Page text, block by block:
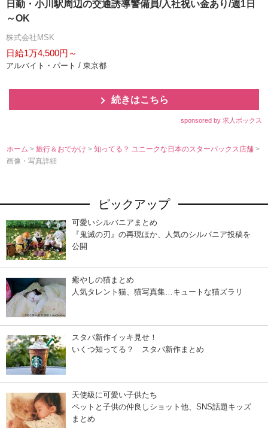
日勤・小川駅周辺の交通誘導警備員/入社祝い金あり/週1日
～OK
株式会社MSK
日給1万4,500円～
アルバイト・パート / 東京都
続きはこちら
sponsored by 求人ボックス
ホーム >旅行＆おでかけ>知ってる？ ユニークな日本のスターバックス店舗>
画像・写真詳細
ピックアップ
可愛いシルバニアまとめ
『鬼滅の刃』の再現ほか、人気のシルバニア投稿を
公開
癒やしの猫まとめ
人気タレント猫、猫写真集…キュートな猫ズラリ
スタバ新作イッキ見せ！
いくつ知ってる？ スタバ新作まとめ
天使級に可愛い子供たち
ペットと子供の仲良しショット他、SNS話題キッズ
まとめ